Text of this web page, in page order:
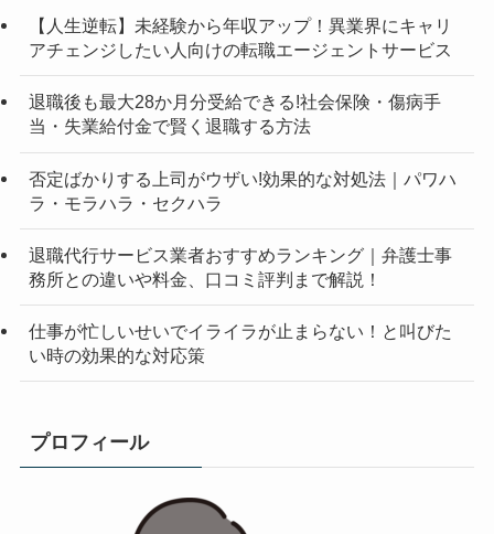
【人生逆転】未経験から年収アップ！異業界にキャリ
アチェンジしたい人向けの転職エージェントサービス
退職後も最大28か月分受給できる!社会保険・傷病手
当・失業給付金で賢く退職する方法
否定ばかりする上司がウザい!効果的な対処法｜パワハ
ラ・モラハラ・セクハラ
退職代行サービス業者おすすめランキング｜弁護士事
務所との違いや料金、口コミ評判まで解説！
仕事が忙しいせいでイライラが止まらない！と叫びた
い時の効果的な対応策
プロフィール